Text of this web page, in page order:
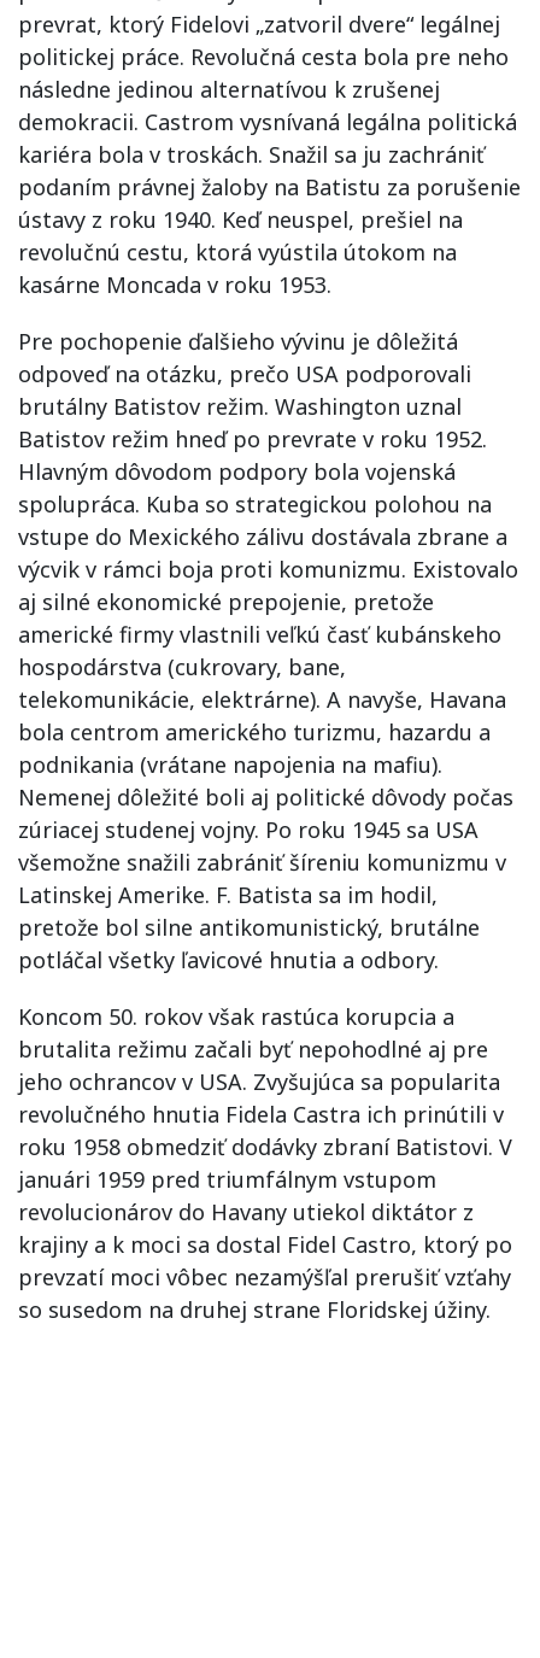
prevrat, ktorý Fidelovi „zatvoril dvere“ legálnej
politickej práce. Revolučná cesta bola pre neho
následne jedinou alternatívou k zrušenej
demokracii. Castrom vysnívaná legálna politická
kariéra bola v troskách. Snažil sa ju zachrániť
podaním právnej žaloby na Batistu za porušenie
ústavy z roku 1940. Keď neuspel, prešiel na
revolučnú cestu, ktorá vyústila útokom na
kasárne Moncada v roku 1953.
Pre pochopenie ďalšieho vývinu je dôležitá
odpoveď na otázku, prečo USA podporovali
brutálny Batistov režim. Washington uznal
Batistov režim hneď po prevrate v roku 1952.
Hlavným dôvodom podpory bola vojenská
spolupráca. Kuba so strategickou polohou na
vstupe do Mexického zálivu dostávala zbrane a
výcvik v rámci boja proti komunizmu. Existovalo
aj silné ekonomické prepojenie, pretože
americké firmy vlastnili veľkú časť kubánskeho
hospodárstva (cukrovary, bane,
telekomunikácie, elektrárne). A navyše, Havana
bola centrom amerického turizmu, hazardu a
podnikania (vrátane napojenia na mafiu).
Nemenej dôležité boli aj politické dôvody počas
zúriacej studenej vojny. Po roku 1945 sa USA
všemožne snažili zabrániť šíreniu komunizmu v
Latinskej Amerike. F. Batista sa im hodil,
pretože bol silne antikomunistický, brutálne
potláčal všetky ľavicové hnutia a odbory.
Koncom 50. rokov však rastúca korupcia a
brutalita režimu začali byť nepohodlné aj pre
jeho ochrancov v USA. Zvyšujúca sa popularita
revolučného hnutia Fidela Castra ich prinútili v
roku 1958 obmedziť dodávky zbraní Batistovi. V
januári 1959 pred triumfálnym vstupom
revolucionárov do Havany utiekol diktátor z
krajiny a k moci sa dostal Fidel Castro, ktorý po
prevzatí moci vôbec nezamýšľal prerušiť vzťahy
so susedom na druhej strane Floridskej úžiny.